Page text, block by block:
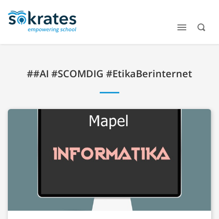
##AI #SCOMDIG #EtikaBerinternet